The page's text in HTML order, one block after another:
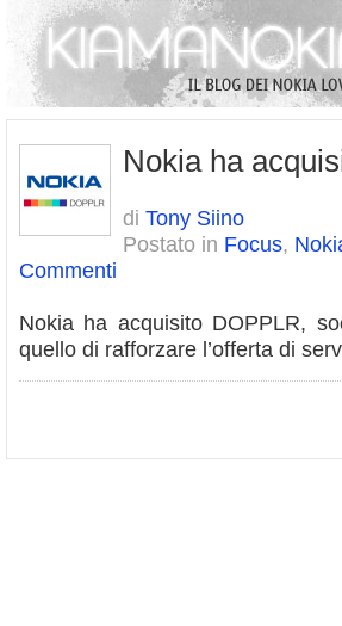
Nokia ha
di Tony Siino
Postato in Focus,
Commenti
Nokia ha acquisito DOPPLR,
quello di rafforzare l’offerta di